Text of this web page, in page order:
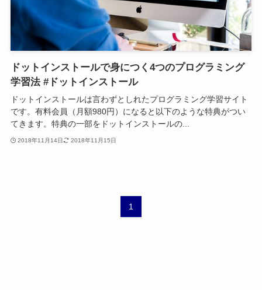
ドットインストールで身につく4つのプログラミング
学習法 #ドットインストール
ドットインストールは言わずとしれたプログラミング学習サイト
です。有料会員（月額980円）になると以下のような特典がつい
てきます。特典の一部をドットインストールの...
2018年11月14日 2018年11月15日
1